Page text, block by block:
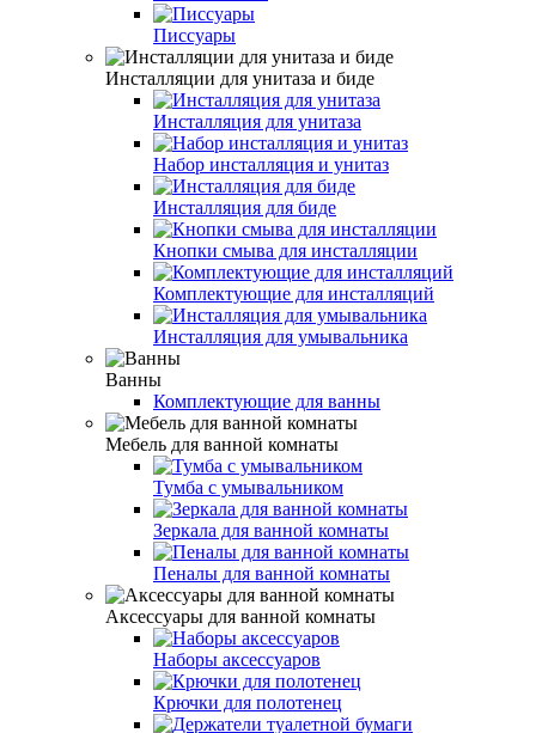
Писсуары
Инсталляции для унитаза и биде
Инсталляция для унитаза
Набор инсталляция и унитаз
Инсталляция для биде
Кнопки смыва для инсталляции
Комплектующие для инсталляций
Инсталляция для умывальника
Ванны
Комплектующие для ванны
Мебель для ванной комнаты
Тумба с умывальником
Зеркала для ванной комнаты
Пеналы для ванной комнаты
Аксессуары для ванной комнаты
Наборы аксессуаров
Крючки для полотенец